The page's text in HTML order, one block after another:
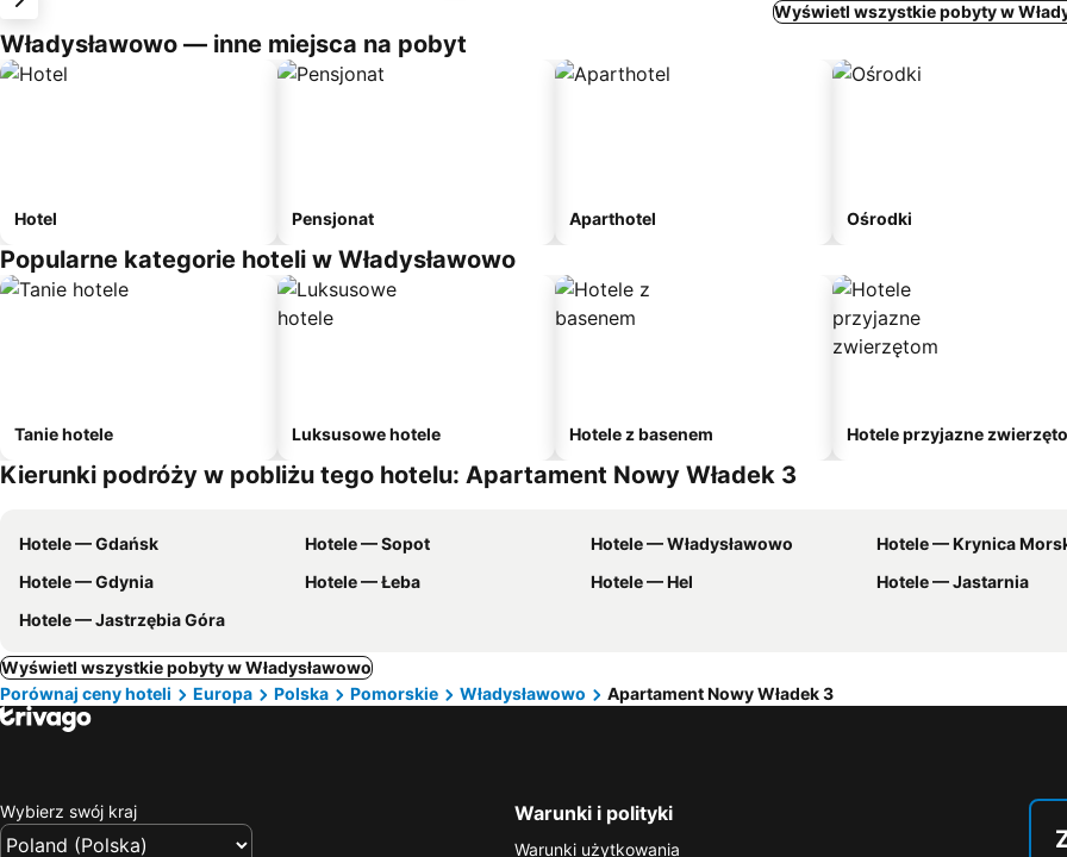
Wyświetl wszystkie pobyty w
Władysławowo — inne miejsca na pobyt
Hotel Pensjonat Aparthotel Ośrodki
Popularne kategorie hoteli w Władysławowo
Tanie hotele Luksusowe hotele Hotele z basenem Hotele przyjazne
Kierunki podróży w pobliżu tego hotelu: Apartament Nowy Władek 3
Hotele — Gdańsk Hotele — Sopot Hotele — Władysławowo
Hotele — Krynica
Hotele — Gdynia
Hotele — Łeba Hotele — Hel
Hotele — Jastarnia
Hotele — Jastrzębia Góra
Wyświetl wszystkie pobyty w Władysławowo
Porównaj ceny hoteli
Europa Polska Pomorskie Władysławowo Apartament Nowy Władek 3
Wybierz swój kraj Warunki i polityki
Warunki użytkowania